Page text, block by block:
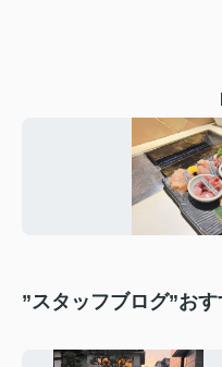
”スタッフブログ”お